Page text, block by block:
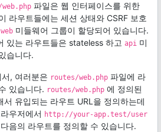
파일은 웹 인터페이스를 위한
라우트들에는 세션 상태와 CSRF 보호
web 미들웨어 그룹이 할당되어 있습니다.
있는 라우트들은 stateless 하고 api 미
습니다.
, 여러분은 routes/web.php 파일에 라
있습니다. routes/web.php 에 정의된
서 유입되는 라우트 URL을 정의하는데
우저에서 http://your-app.test/user
음의 라우트를 정의할 수 있습니다.